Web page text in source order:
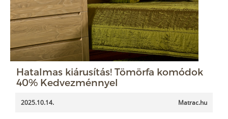
Hatalmas kiárusítás! Tömörfa komódok
40% Kedvezménnyel
2025.10.14. Matrac.hu